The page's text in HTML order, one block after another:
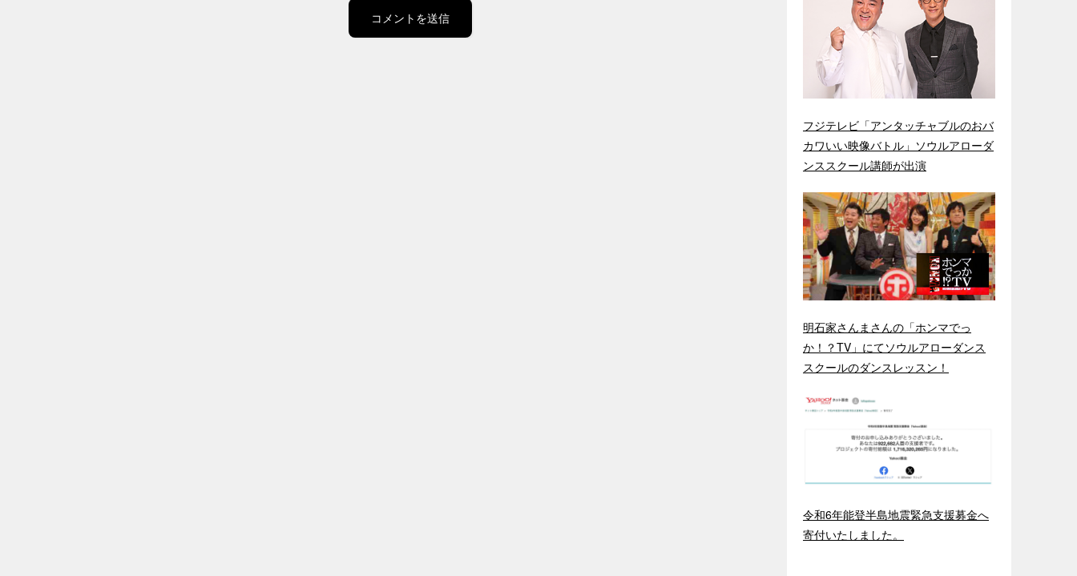
フジテレビ「アンタッチャブルのおバ
カワいい映像バトル」ソウルアローダ
ンススクール講師が出演
明石家さんまさんの「ホンマでっ
か！？TV」にてソウルアローダンス
スクールのダンスレッスン！
令和6年能登半島地震緊急支援募金へ
寄付いたしました。